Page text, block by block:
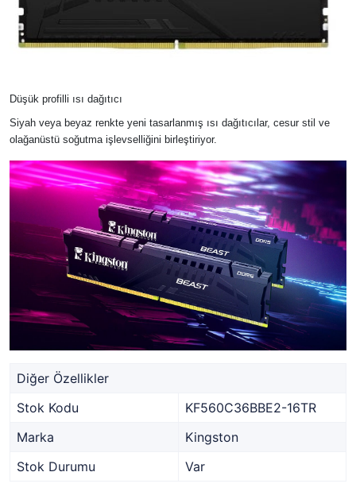
Düşük profilli ısı dağıtıcı
Siyah veya beyaz renkte yeni tasarlanmış ısı dağıtıcılar, cesur stil ve
olağanüstü soğutma işlevselliğini birleştiriyor.
Diğer Özellikler
Stok Kodu
KF560C36BBE2-16TR
Marka
Kingston
Stok Durumu
Var